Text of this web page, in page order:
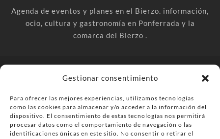
Gestionar consentimiento
Para ofrecer las mejores experiencias, utilizamos tecnologías
como las cookies para almacenar y/o acceder a la información del
dispositivo. El consentimiento de estas tecnologías nos permitirá
procesar datos como el comportamiento de navegación o las
identificaciones únicas en este sitio. No consentir o retirar el
Agenda de eventos y planes en el Bierzo. información,
ocio, cultura y gastronomía en Ponferrada y la
comarca del Bierzo .
comarca del Bierzo
Anúnciate
Más información sobre las cookies
Envía tu negocio
Contacta Política de privacidad